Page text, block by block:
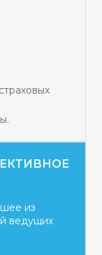
из
ведущих